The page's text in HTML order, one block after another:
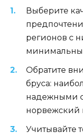
Выберите
регионов с
Обратите
бруса:
надежными
норвежский
Учитывайте